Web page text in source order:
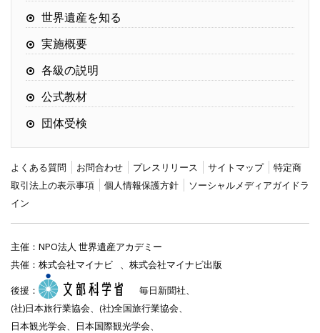
世界遺産を知る
実施概要
各級の説明
公式教材
団体受検
よくある質問 お問合わせ プレスリリース サイトマップ
特定商
取引法上の表示事項
個人情報保護方針
ソーシャルメディアガイドラ
イン
主催： NPO法人 世界遺産アカデミー
共催： 株式会社マイナビ 、 株式会社マイナビ出版
後援：
毎日新聞社、
(社)日本旅行業協会、(社)全国旅行業協会、
日本観光学会、日本国際観光学会、